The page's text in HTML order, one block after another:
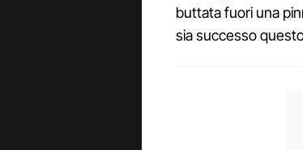
buttata fuori una
sia successo